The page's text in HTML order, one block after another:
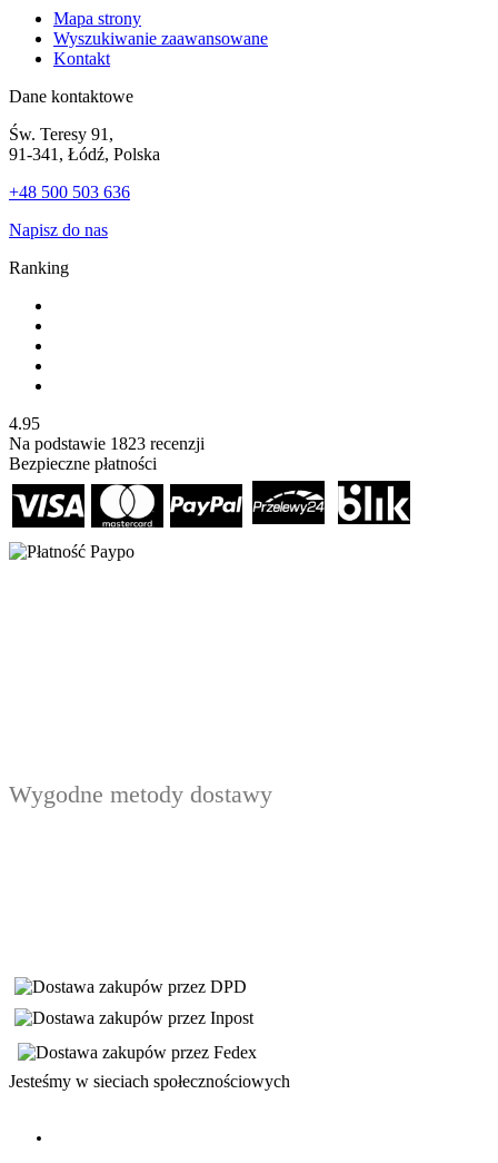
Mapa strony
Wyszukiwanie zaawansowane
Kontakt
Dane kontaktowe
Św. Teresy 91,
91-341, Łódź, Polska
+48 500 503 636
Napisz do nas
Ranking
4.95
Na podstawie 1823 recenzji
Bezpieczne płatności
Wygodne metody dostawy
Jesteśmy w sieciach społecznościowych